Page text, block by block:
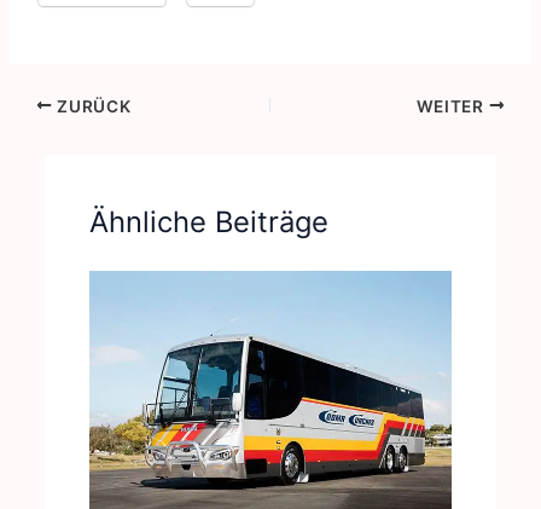
ZURÜCK WEITER
Ähnliche Beiträge